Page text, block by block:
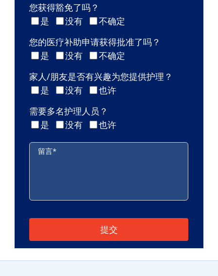
您获得豁免了吗？
是
没有
不确定
您的医疗补助申请获得批准了吗？
是
没有
不确定
家人/朋友是否有兴趣为您提供护理？
是
没有
也许
需要多名护理人员？
是
没有 也许
留言 *